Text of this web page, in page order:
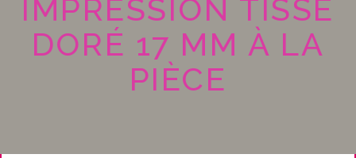
IMPRESSION TISSÉ
DORÉ 17 MM À LA
PIÈCE